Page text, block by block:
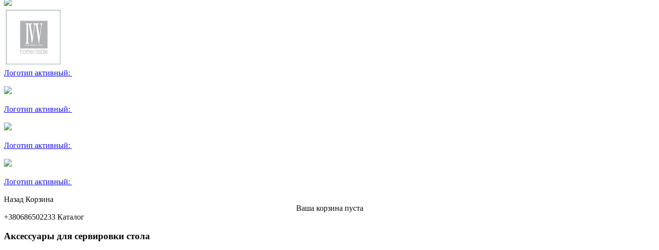
Логотип активный:
Логотип активный:
Логотип активный:
Логотип активный:
Назад Корзина
Ваша корзина пуста
+380686502233 Каталог
Аксессуары для сервировки стола